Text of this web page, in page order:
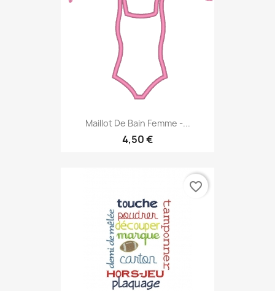
Maillot De Bain Femme -...
4,50 €
favorite_border